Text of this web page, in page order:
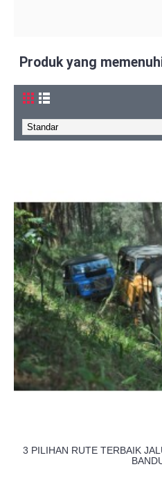
Produk yang
3 PILIHAN RUTE TERBAIK